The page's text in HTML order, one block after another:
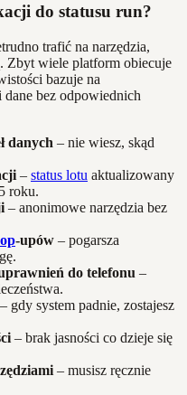
do statusu run?
trafić na narzędzia,
Zbyt wiele platform obiecuje
bazuje na
dane bez odpowiednich
danych – nie wiesz, skąd
– status lotu aktualizowany
roku.
– anonimowe narzędzia bez
-upów – pogarsza
do telefonu –
– gdy system padnie, zostajesz
– brak jasności co dzieje się
– musisz ręcznie